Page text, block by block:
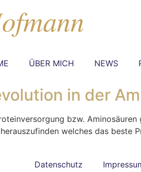
ÜBER MICH NEWS
in der
bzw.
welches das beste
Datenschutz